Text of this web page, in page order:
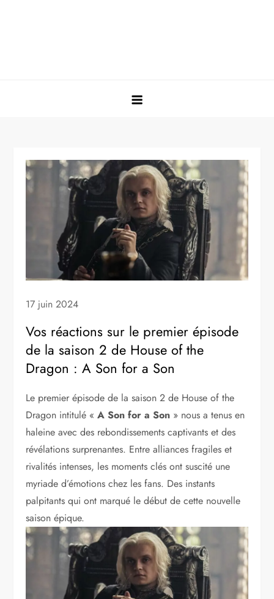
17 juin 2024
Vos réactions sur le premier épisode
de la saison 2 de House of the
Dragon : A Son for a Son
Le premier épisode de la saison 2 de House of the
Dragon intitulé «A Son for a Son » nous a tenus en
haleine avec des rebondissements captivants et des
révélations surprenantes. Entre alliances fragiles et
rivalités intenses, les moments clés ont suscité une
myriade d’émotions chez les fans. Des instants
palpitants qui ont marqué le début de cette nouvelle
saison épique.